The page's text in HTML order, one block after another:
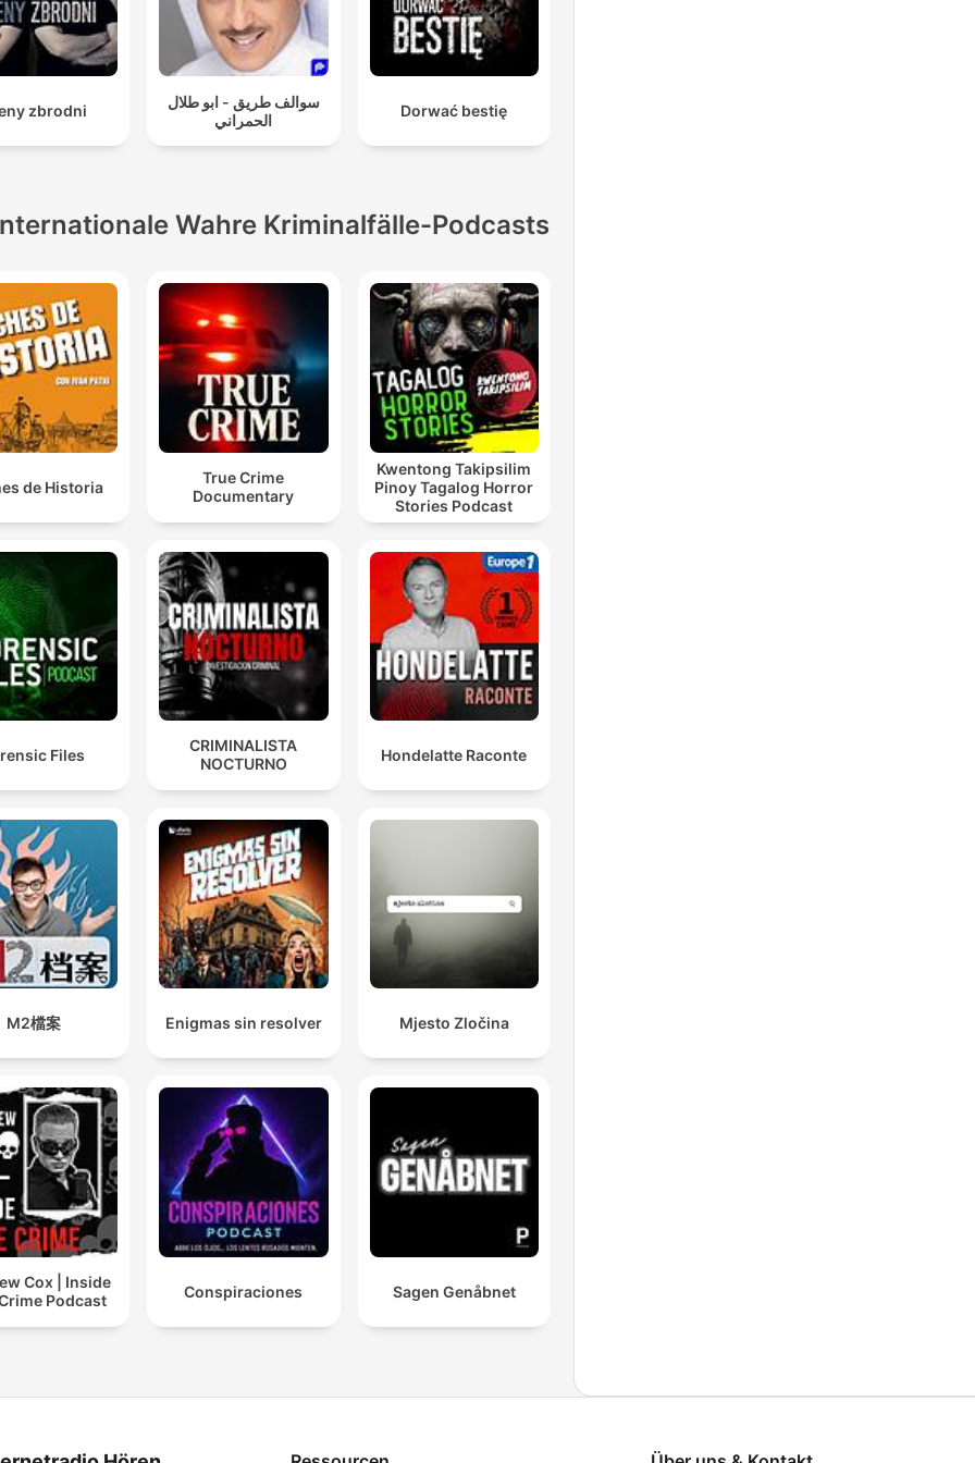
zbrodni
سوالف طريق - ابو طلال
الحمراني
Dorwać bestię
Wahre Kriminalfälle-Podcasts
de Historia
True Crime
Documentary
Kwentong Takipsilim
Pinoy Tagalog Horror
Stories Podcast
Files
CRIMINALISTA
NOCTURNO
Hondelatte Raconte
M2檔案 Enigmas sin resolver Mjesto Zločina
Cox | Inside
Podcast
Conspiraciones Sagen Genåbnet